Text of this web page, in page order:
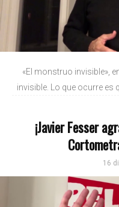
«El monstruo invisible»,
invisible. Lo que ocurre es
¡Javier Fesser
16